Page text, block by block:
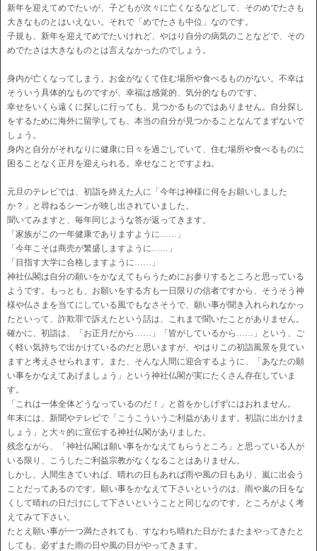
新年を迎えてめでたいが、子どもが次々に亡くなるなどして、そのめでたさも
大きなものとはいえない。それで「めでたさも中位」なのです。
子規も、新年を迎えてめでたいけれど、やはり自分の病気のことなどで、その
めでたさは大きなものとは言えなかったのでしょう。
身内が亡くなってしまう。お金がなくて住む場所や食べるものがない。不幸は
そういう具体的なものですが、幸福は感覚的、気分的なものです。
幸せをいくら遠くに探しに行っても、見つかるものではありません。自分探し
をするために海外に留学しても、本当の自分が見つかることなんてまずないで
しょう。
身内と自分がそれなりに健康に日々を過ごしていて、住む場所や食べるものに
困ることなく正月を迎えられる。幸せなことですよね。
元旦のテレビでは、初詣を終えた人に「今年は神様に何をお願いしました
か？」と尋ねるシーンが映し出されていました。
聞いてみますと、毎年同じような答が返ってきます。
「家族がこの一年健康でありますように……」
「今年こそは商売が繁盛しますように……」
「目指す大学に合格しますように……」
神社仏閣は自分の願いをかなえてもらうためにお参りするところと思っている
ようです。もっとも、お願いをする方も一日限りの信者ですから、そうそう神
様や仏さまを当てにしている風でもなさそうで、願い事が聞き入れられなかっ
たといって、詐欺罪で訴えたという話は、これまで聞いたことがありません。
確かに、初詣は、「お正月だから……」「皆がしているから……」という、ご
く軽い気持ちで出かけているのだと思いますが、やはりこの初詣風景を見てい
ますと考えさせられます。また、そんな人間に迎合するように、「あなたの願
い事をかなえてあげましょう」という神社仏閣が実にたくさん存在していま
す。
「これは一体全体どうなっているのだ！」と首をかしげずにはおれません。
年末には、新聞やテレビで「こうこういうご利益があります。初詣に出かけま
しょう」と大々的に宣伝する神社仏閣がありました。
残念ながら、「神社仏閣は願い事をかなえてもらうところ」と思っている人が
いる限り、こうしたご利益宗教がなくなることはありません。
しかし、人間生きていれば、晴れの日もあれば雨や風の日もあり、嵐に出会う
ことだってあるのです。願い事をかなえて下さいというのは、雨や嵐の日をな
くして晴れの日だけにして下さいということと同じなのです。ところがよく考
えてみて下さい。
たとえ願い事が一つ満たされても、すなわち晴れた日がたまたまやってきたと
しても、必ずまた雨の日や風の日がやってきます。